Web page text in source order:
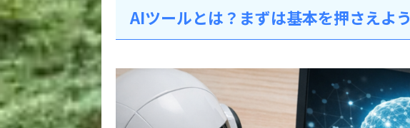
AIツールとは？まずは基本を押さえよう